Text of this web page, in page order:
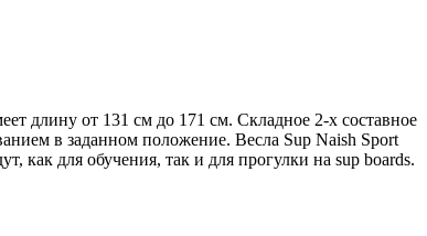
длину от 131 см до 171 см. Складное 2-х составное
в заданном положение. Весла Sup Naish Sport
как для обучения, так и для прогулки на sup boards.